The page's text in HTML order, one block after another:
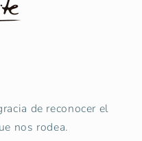
de reconocer el
nos rodea.